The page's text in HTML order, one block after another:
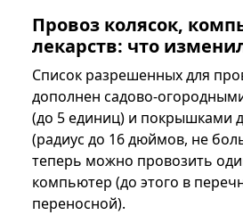
Провоз колясок,
лекарств: что
Список разрешенных для
дополнен садово-
(до 5 единиц) и покрышками
(радиус до 16 дюймов, не
теперь можно провозить
компьютер (до этого в
переносной).